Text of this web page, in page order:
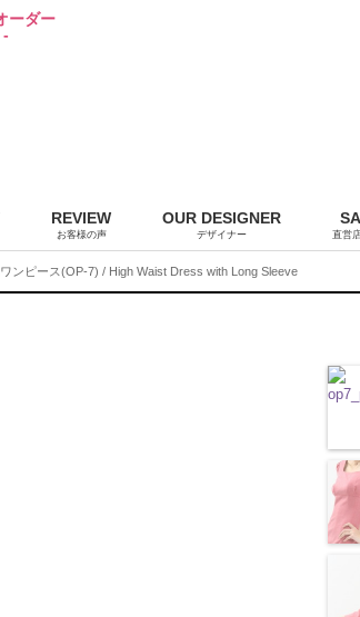
ーダー
REVIEW
お客様の声
OUR DESIGNER
デザイナー 直営
ンピース(OP-7) / High Waist Dress with Long Sleeve